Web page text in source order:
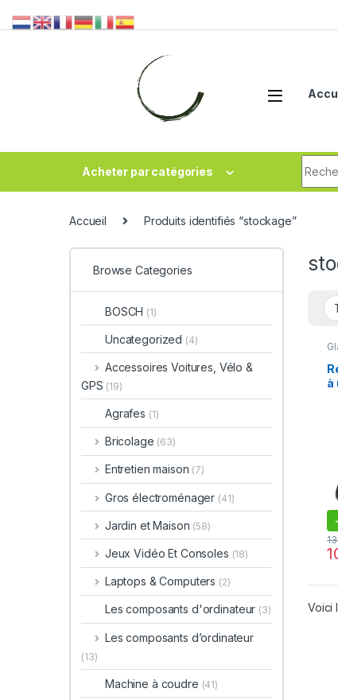
Acheter par catégories
Accueil Produits identifiés “stockage”
à
-
Voici
Browse Categories
BOSCH (1)
Uncategorized (4)
Accessoires Voitures, Vélo &
GPS (19)
Agrafes (1)
Bricolage (63)
Entretien maison (7)
Gros électroménager (41)
Jardin et Maison (58)
Jeux Vidéo Et Consoles (18)
Laptops & Computers (2)
Les composants d'ordinateur (3)
Les composants d’ordinateur
(13)
Machine à coudre (41)